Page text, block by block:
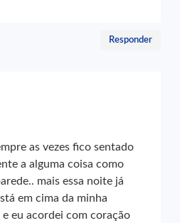
Responder
as vezes fico sentado
a alguma coisa como
mais essa noite já
em cima da minha
eu acordei com coração